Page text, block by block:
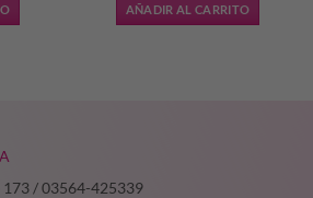
AÑADIR AL CARRITO
/ 03564-425339